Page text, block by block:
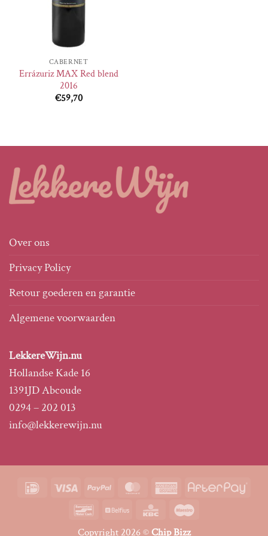
CABERNET
Errázuriz MAX Red blend
2016
€59,70
Over ons
Privacy Policy
Retour goederen en garantie
Algemene voorwaarden
LekkereWijn.nu
Hollandse Kade 16
1391JD Abcoude
0294 – 202 013
info@lekkerewijn.nu
IDeal Visa PayPal MasterCardAmerican
Express
BancontactBelfius KBC
Copyright 2026 ©Chip Bizz